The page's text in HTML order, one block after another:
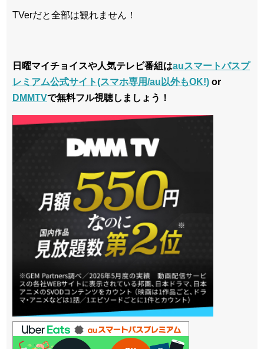
TVerだと全部は観れません！
日曜マイチョイスや人気テレビ番組はauスマートパスプ
レミアム公式サイト(スマホ専用/au以外もOK!) or
DMMTVで無料フル視聴しましょう！